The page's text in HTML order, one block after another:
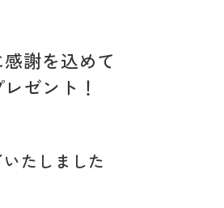
謝を込めて
ゼント！
たしました